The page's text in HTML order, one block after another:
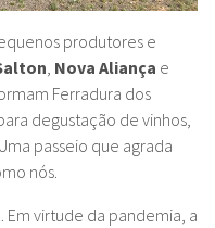
produtores e
, Nova Aliança e
Ferradura dos
degustação de vinhos,
passeio que agrada
nós.
Em virtude da pandemia, a